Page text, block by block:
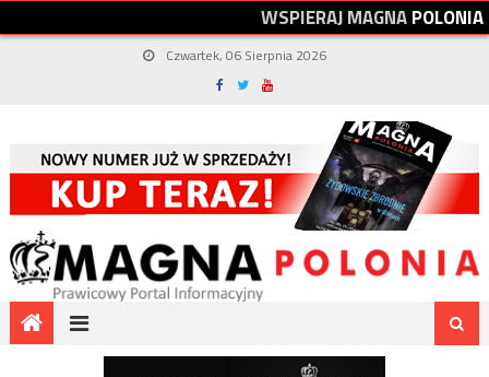
WSPIERAJMAGNAPOLONIA
Czwartek, 06 Sierpnia 2026